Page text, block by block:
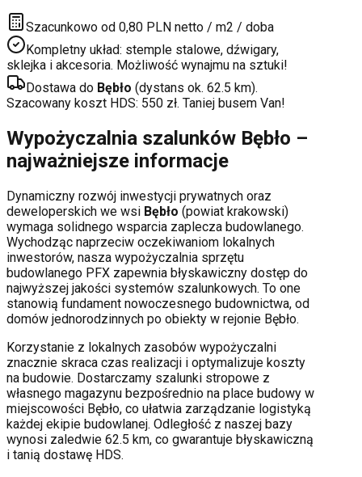
Szacunkowo od 0,80 PLN netto / m2 / doba
Kompletny układ: stemple stalowe, dźwigary,
sklejka i akcesoria. Możliwość wynajmu na sztuki!
Dostawa do Bębło (dystans ok. 62.5 km).
Szacowany koszt HDS: 550 zł. Taniej busem Van!
Wypożyczalnia szalunków Bębło –
najważniejsze informacje
Dynamiczny rozwój inwestycji prywatnych oraz
deweloperskich we wsi Bębło (powiat krakowski)
wymaga solidnego wsparcia zaplecza budowlanego.
Wychodząc naprzeciw oczekiwaniom lokalnych
inwestorów, nasza wypożyczalnia sprzętu
budowlanego PFX zapewnia błyskawiczny dostęp do
najwyższej jakości systemów szalunkowych. To one
stanowią fundament nowoczesnego budownictwa, od
domów jednorodzinnych po obiekty w rejonie Bębło.
Korzystanie z lokalnych zasobów wypożyczalni
znacznie skraca czas realizacji i optymalizuje koszty
na budowie. Dostarczamy szalunki stropowe z
własnego magazynu bezpośrednio na place budowy w
miejscowości Bębło, co ułatwia zarządzanie logistyką
każdej ekipie budowlanej. Odległość z naszej bazy
wynosi zaledwie 62.5 km, co gwarantuje błyskawiczną
i tanią dostawę HDS.